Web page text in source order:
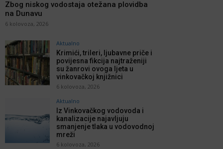
Zbog niskog vodostaja otežana plovidba
na Dunavu
6 kolovoza, 2026
Aktualno
Krimići, trileri, ljubavne priče i
povijesna fikcija najtraženiji
su žanrovi ovoga ljeta u
vinkovačkoj knjižnici
6 kolovoza, 2026
Aktualno
Iz Vinkovačkog vodovoda i
kanalizacije najavljuju
smanjenje tlaka u vodovodnoj
mreži
6 kolovoza, 2026